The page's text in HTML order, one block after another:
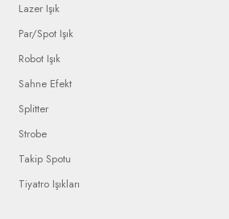
Lazer Işık
Par/Spot Işık
Robot Işık
Sahne Efekt
Splitter
Strobe
Takip Spotu
Tiyatro Işıkları